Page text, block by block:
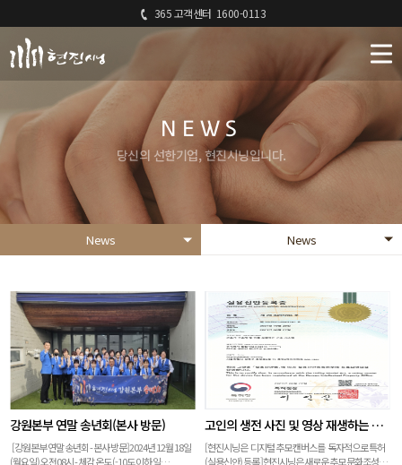
365 고객센터 1600-0113
NEWS
당신의 선한기업, 현진시닝입니다.
News News
강원본부 연말 송년회(본사 방문)
[강원본부 연말 송년회 - 본사 방문]2024년 12월 18일
(월요일) 오전08시 - 체감 온도 (-10도 이하 일
고인의 생전 사진 및 영상 재생하는 이동식 디지털 추모 캔버스 특허(실용신안) 등록
[현진시닝은 디지털 추모 캔버스를 독자적으로 특허
(실용신안) 등록 ]현진시닝은 새로운 추모 문화조성을